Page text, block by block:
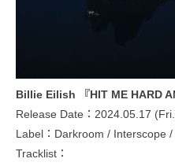
Billie Eilish 『HIT ME HARD
Release Date：2024.05.17
Label：Darkroom / Interscope
Tracklist：